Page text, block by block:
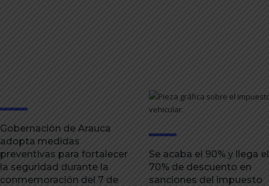
Gobernación de Arauca
adopta medidas
preventivas para fortalecer
la seguridad durante la
conmemoración del 7 de
Se acaba el 90% y llega el
70% de descuento en
sanciones del impuesto